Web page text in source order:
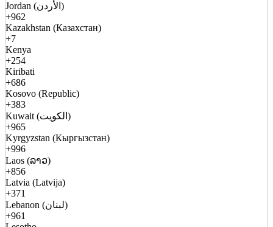
Jordan (الأردن)
+962
Kazakhstan (Казахстан)
+7
Kenya
+254
Kiribati
+686
Kosovo (Republic)
+383
Kuwait (الكويت)
+965
Kyrgyzstan (Кыргызстан)
+996
Laos (ລາວ)
+856
Latvia (Latvija)
+371
Lebanon (لبنان)
+961